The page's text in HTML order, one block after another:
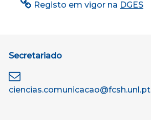
Registo em vigor na DGES
Secretariado
ciencias.comunicacao@fcsh.unl.pt